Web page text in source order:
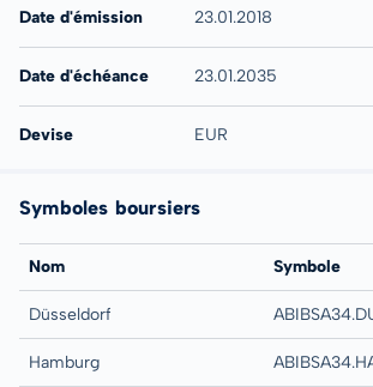
Date d'émission 23.01.2018
Date d'échéance 23.01.2035
Devise EUR
Symboles boursiers
Nom Symbole
Düsseldorf
Hamburg